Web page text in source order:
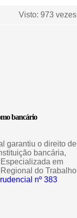
Visto: 973 vezes
bancário
garantiu o direito de
bancária,
em
do Trabalho
nº 383